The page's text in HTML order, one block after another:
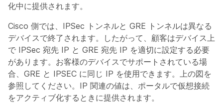
化中に提供されます。
Cisco 側では、IPSec トンネルと GRE トンネルは異なる
デバイスで終了されます。したがって、顧客はデバイス上
で IPSec 宛先 IP と GRE 宛先 IP を適切に設定する必要
があります。お客様のデバイスでサポートされている場
合、GRE と IPSEC に同じ IP を使用できます。上の図を
参照してください。IP 関連の値は、ポータルで仮想接続
をアクティブ化するときに提供されます。